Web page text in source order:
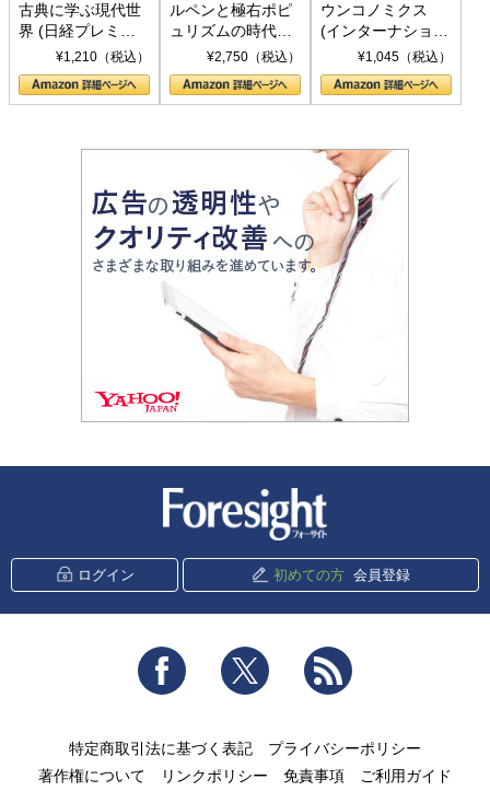
古典に学ぶ現代世
界 (日経プレミア
シリーズ)¥1,210（税込）
ルペンと極右ポピ
ュリズムの時代：
〈ヤヌス〉の二つ
の顔
¥2,750（税込）
ウンコノミクス
(インターナショナ
ル新書)¥1,045（税込）
ログイン 初めての方 会員登録
Facebook Twitter
特定商取引法に基づく表記
プライバシーポリシー
著作権について
リンクポリシー 免責事項 ご利用ガイド